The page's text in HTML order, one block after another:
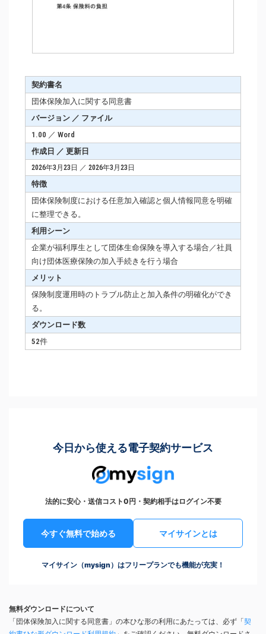
契約書名
団体保険加入に関する同意書
バージョン ／ ファイル
1.00 ／ Word
作成日 ／ 更新日
2026年3月23日 ／ 2026年3月23日
特徴
団体保険制度における任意加入確認と個人情報同意を明確
に整理できる。
利用シーン
企業が福利厚生として団体生命保険を導入する場合／社員
向け団体医療保険の加入手続きを行う場合
メリット
保険制度運用時のトラブル防止と加入条件の明確化ができ
る。
ダウンロード数
52件
今日から使える電子契約サービス
法的に安心・送信コスト0円・契約相手はログイン不要
今すぐ無料で始める マイサインとは
マイサイン（mysign）はフリープランでも機能が充実！
無料ダウンロードについて
「団体保険加入に関する同意書」の本ひな形の利用にあたっては、必ず「契